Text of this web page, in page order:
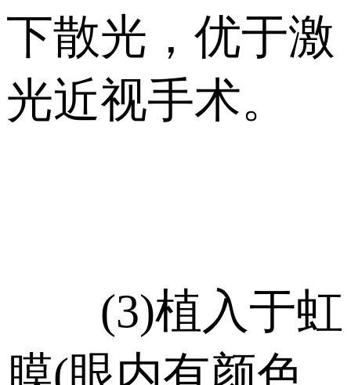
下散光，优于激
光近视手术。
(3)植入于虹